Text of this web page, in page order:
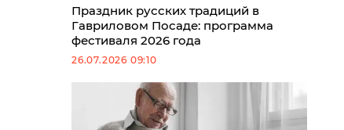
Праздник русских традиций в
Гавриловом Посаде: программа
фестиваля 2026 года
26.07.2026 09:10